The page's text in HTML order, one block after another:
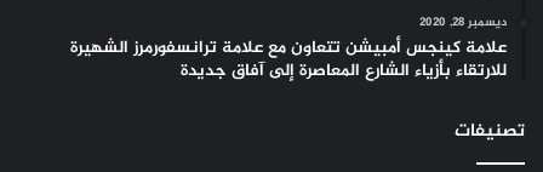
ديسمبر 28, 2020
علامة كينجس أمبيشن تتعاون مع علامة ترانسفورمرز الشهيرة
للارتقاء بأزياء الشارع المعاصرة إلى آفاق جديدة
تصنيفات